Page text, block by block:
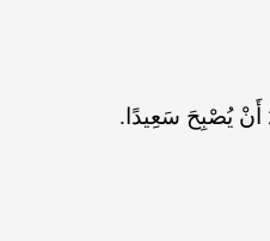
يُصْبِحَ سَعِيدًا.